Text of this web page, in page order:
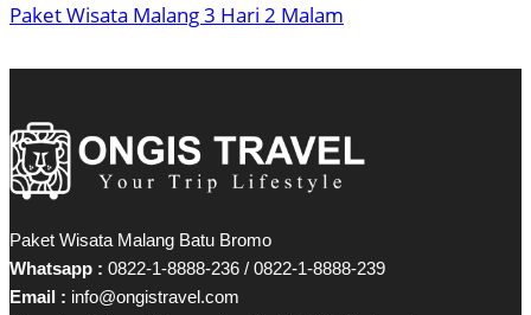
Paket Wisata Malang 3 Hari 2 Malam
Paket Wisata Malang Batu Bromo
Whatsapp : 0822-1-8888-236 / 0822-1-8888-239
Email : info@ongistravel.com